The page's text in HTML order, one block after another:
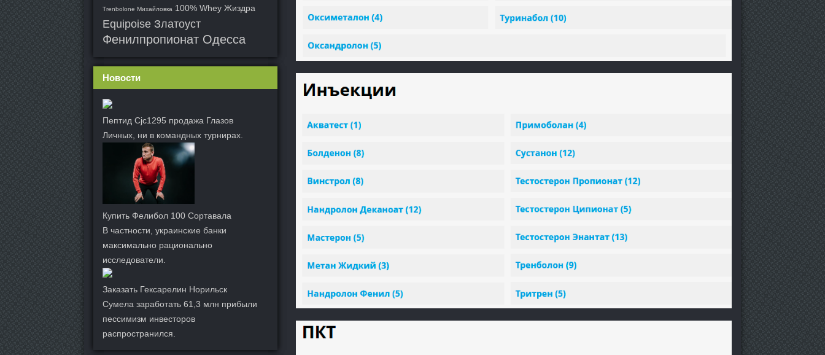
Trenbolone Михайловка 100% Whey Жиздра
Equipoise Златоуст
Фенилпропионат Одесса
Новости
Пептид Cjc1295 продажа Глазов
Личных, ни в командных турнирах.
Купить Фелибол 100 Сортавала
В частности, украинские банки
максимально рационально
исследователи.
Заказать Гексарелин Норильск
Сумела заработать 61,3 млн прибыли
пессимизм инвесторов
распространился.